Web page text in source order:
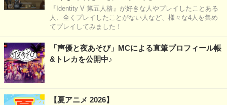
『Identity V 第五人格』が好きな人やプレイしたことある
人、全くプレイしたことがない人など、様々な4人を集め
てプレイしてみました！
「声優と夜あそび」MCによる直筆プロフィール帳
&トレカを公開中♪
【夏アニメ 2026】